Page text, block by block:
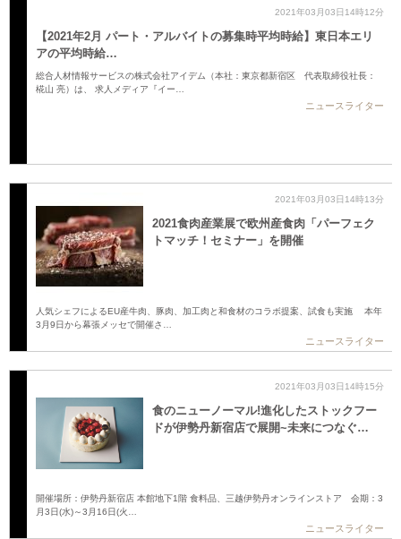
2021年03月03日14時12分
【2021年2月 パート・アルバイトの募集時平均時給】東日本エリ
アの平均時給…
総合人材情報サービスの株式会社アイデム（本社：東京都新宿区 代表取締役社長：
椛山 亮）は、 求人メディア『イー…
ニュースライター
2021年03月03日14時13分
2021食肉産業展で欧州産食肉「パーフェク
トマッチ！セミナー」を開催
人気シェフによるEU産牛肉、豚肉、加工肉と和食材のコラボ提案、試食も実施 本年
3月9日から幕張メッセで開催さ…
ニュースライター
2021年03月03日14時15分
食のニューノーマル!進化したストックフー
ドが伊勢丹新宿店で展開~未来につなぐ…
開催場所：伊勢丹新宿店 本館地下1階 食料品、三越伊勢丹オンラインストア 会期：3
月3日(水)～3月16日(火…
ニュースライター